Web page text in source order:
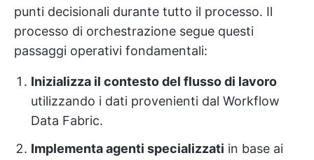
punti decisionali durante tutto il processo. Il
processo di orchestrazione segue questi
passaggi operativi fondamentali:
Inizializza il contesto del flusso di lavoro
utilizzando i dati provenienti dal Workflow
Data Fabric.
Implementa agenti specializzati in base ai